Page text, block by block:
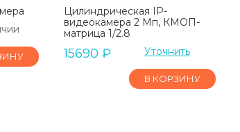
Цилиндрическая IP-
видеокамера 2 Мп, КМОП-
матрица 1/2.8
15690 ₽ Уточнить
В КОРЗИНУ